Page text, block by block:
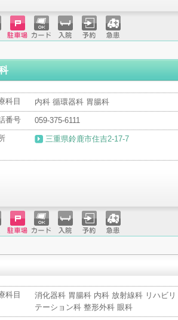
駐車場クレジ
ード
入院 予約 急患
科目
内科 循環器科 胃腸科
番号
059-375-6111
三重県鈴鹿市住吉2-17-7
駐車場クレジ入院 予約 急患
科目
消化器科 胃腸科 内科 放射線科 リハビリ
テーション科 整形外科 眼科